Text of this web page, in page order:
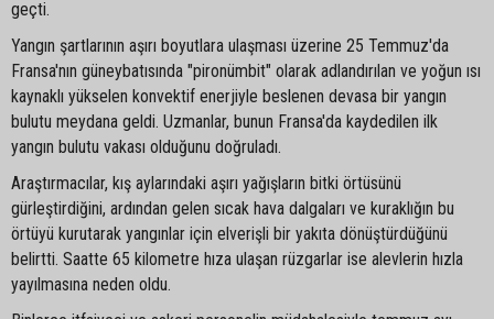
geçti.
Yangın şartlarının aşırı boyutlara ulaşması üzerine 25 Temmuz'da
Fransa'nın güneybatısında "pironümbit" olarak adlandırılan ve yoğun ısı
kaynaklı yükselen konvektif enerjiyle beslenen devasa bir yangın
bulutu meydana geldi. Uzmanlar, bunun Fransa'da kaydedilen ilk
yangın bulutu vakası olduğunu doğruladı.
Araştırmacılar, kış aylarındaki aşırı yağışların bitki örtüsünü
gürleştirdiğini, ardından gelen sıcak hava dalgaları ve kuraklığın bu
örtüyü kurutarak yangınlar için elverişli bir yakıta dönüştürdüğünü
belirtti. Saatte 65 kilometre hıza ulaşan rüzgarlar ise alevlerin hızla
yayılmasına neden oldu.